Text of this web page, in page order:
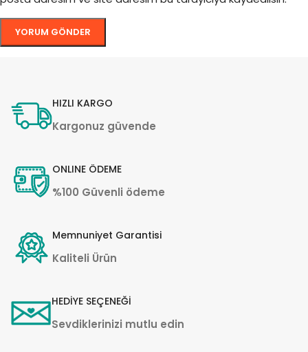
HIZLI KARGO
Kargonuz güvende
ONLINE ÖDEME
%100 Güvenli ödeme
Memnuniyet Garantisi
Kaliteli Ürün
HEDİYE SEÇENEĞİ
Sevdiklerinizi mutlu edin